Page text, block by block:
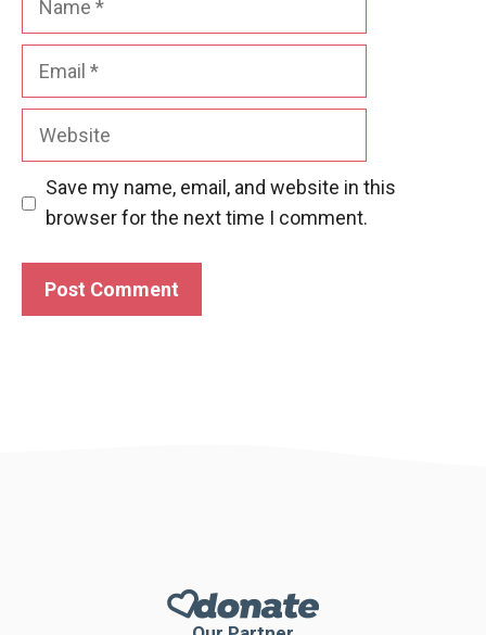
Website
Save my name, email, and website in this
browser for the next time I comment.